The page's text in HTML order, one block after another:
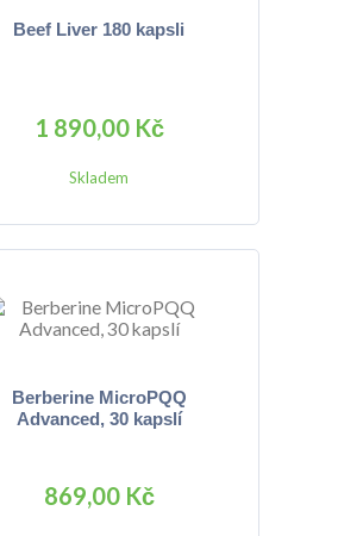
Beef Liver 180 kapsli
1 890,00 Kč
Skladem
Berberine MicroPQQ
Advanced, 30 kapslí
869,00 Kč